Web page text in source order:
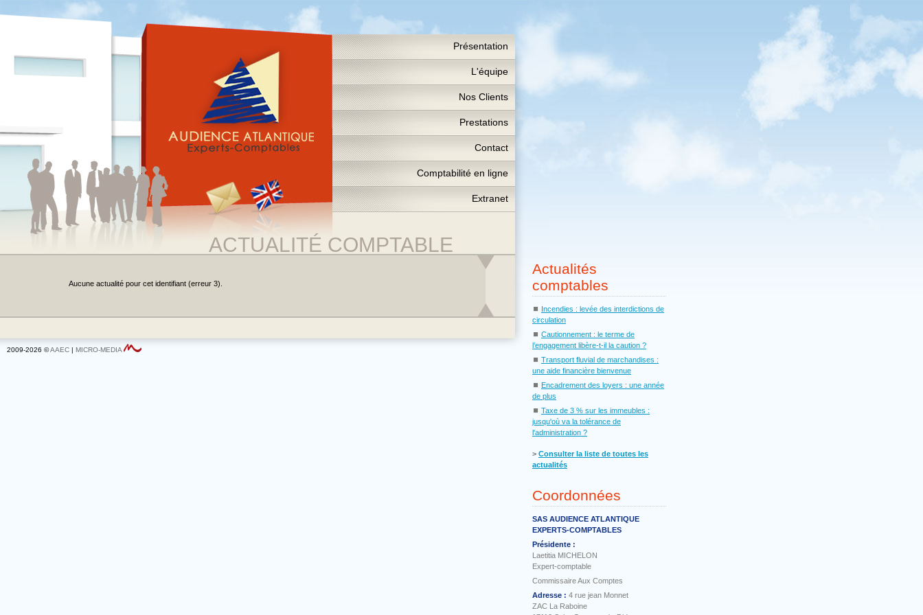
Présentation
L'équipe
Nos Clients
Prestations
Contact
Comptabilité en ligne
Extranet
ACTUALITÉ COMPTABLE
Aucune actualité pour cet identifiant (erreur 3).
Actualités
comptables
⏹ Incendies : levée des interdictions de
circulation
⏹ Cautionnement : le terme de
l’engagement libère-t-il la caution ?
⏹ Transport fluvial de marchandises :
une aide financière bienvenue
⏹ Encadrement des loyers : une année
de plus
⏹ Taxe de 3 % sur les immeubles :
jusqu'où va la tolérance de
l'administration ?
˃ Consulter la liste de toutes les
actualités
Coordonnées
SAS AUDIENCE ATLANTIQUE
EXPERTS-COMPTABLES
Présidente :
Laetitia MICHELON
Expert-comptable
Commissaire Aux Comptes
Adresse : 4 rue jean Monnet
ZAC La Raboine
2009-2026 ©AAEC | MICRO-MEDIA